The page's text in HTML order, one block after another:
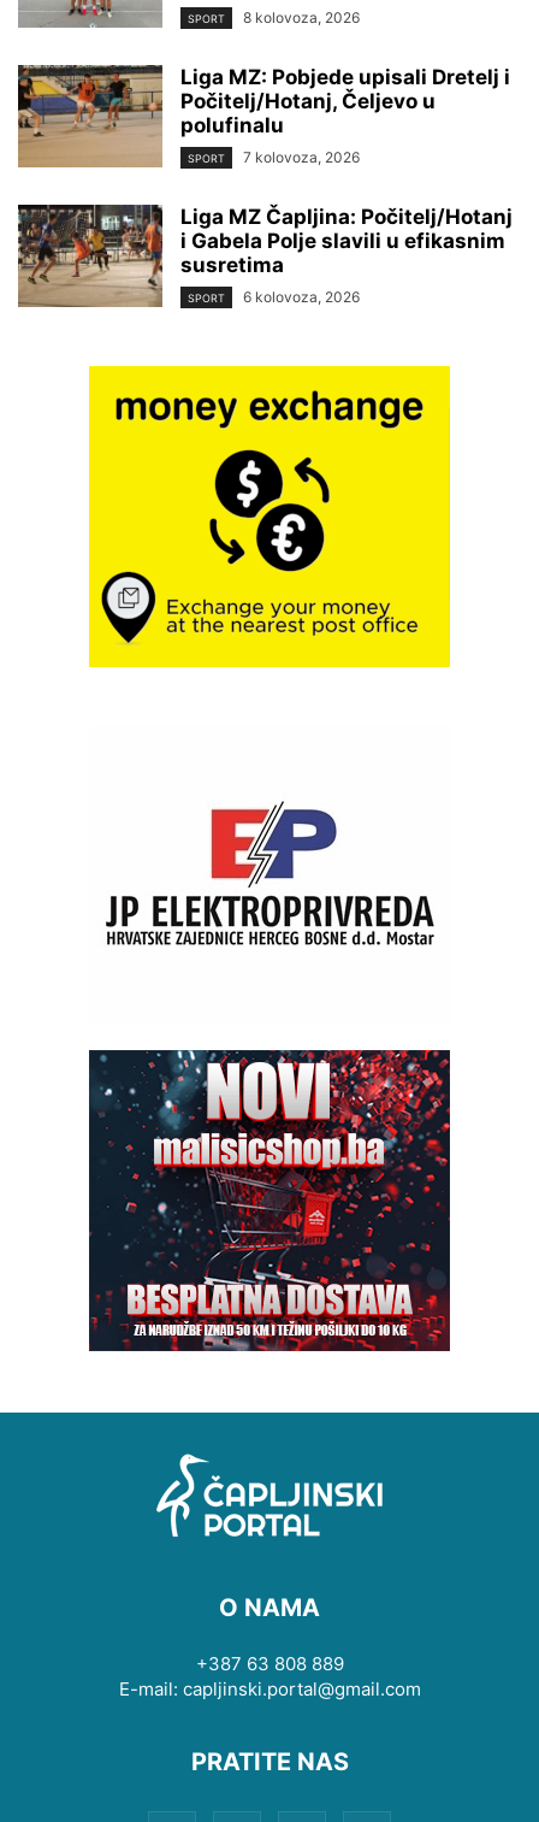
SPORT 8 kolovoza, 2026
Liga MZ: Pobjede upisali Dretelj i
Počitelj/Hotanj, Čeljevo u
polufinalu
SPORT 7 kolovoza, 2026
Liga MZ Čapljina: Počitelj/Hotanj
i Gabela Polje slavili u efikasnim
susretima
SPORT 6 kolovoza, 2026
O NAMA
+387 63 808 889
E-mail: capljinski.portal@gmail.com
PRATITE NAS